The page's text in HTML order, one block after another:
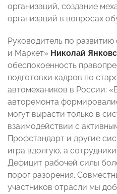
организаций, создание
организаций в вопросах
Руководитель по
и Маркет» Николай
обеспокоенность
подготовки кадров по
автомехаников в России:
авторемонта
могут вырасти только в
взаимодействии с
Профстандарт и другие
игра вдолгую, а
Дефицит рабочей силы
порог разорения.
участников отрасли мы